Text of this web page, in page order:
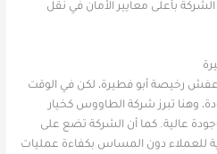
بأعلى معايير الأمان في نقل
رخيصة أبو فطيرة، لكن في الوقت
وهنا تبرز شركة الطاووس كخيار
عالية. كما أن الشركة تضع على
للعملاء دون المساس بكفاءة عمليات